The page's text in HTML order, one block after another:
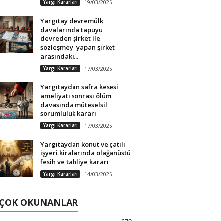
Yargı Kararları 19/03/2026
Yargıtay devremülk
davalarında tapuyu
devreden şirket ile
sözleşmeyi yapan şirket
arasındaki...
Yargı Kararları 17/03/2026
Yargıtaydan safra kesesi
ameliyatı sonrası ölüm
davasında müteselsil
sorumluluk kararı
Yargı Kararları 17/03/2026
Yargıtaydan konut ve çatılı
işyeri kiralarında olağanüstü
fesih ve tahliye kararı
Yargı Kararları 14/03/2026
OKUNANLAR